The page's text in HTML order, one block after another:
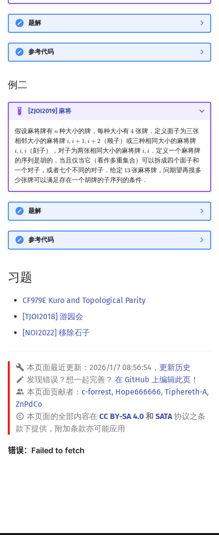
题解
参考代码
例二
[ZJOI2019] 麻将
假设麻将牌有 𝑛
n种大小的牌，每种大小有4
4 张牌．定义面子为三张
相邻大小的麻将牌 𝑖,𝑖 + 1,𝑖 + 2
i,i+ 1,i +2 （顺子）或三种相同大小的麻将牌
𝑖,𝑖,𝑖
i,i,i （刻子），对子为两张相同大小的麻将牌𝑖,𝑖
i, i ．定义一个麻将牌
的序列是胡的，当且仅当它（看作多重集合）可以拆成四个面子和
一个对子，或者七个不同的对子．给定 13
13 张麻将牌，问期望再摸多
少张牌可以满足存在一个胡牌的子序列的条件．
题解
参考代码
习题
CF979E Kuro and Topological Parity
[TJOI2018] 游园会
[NOI2022] 移除石子
本页面最近更新： 2026/1/7 08:56:54 ， 更新历史
发现错误？想一起完善？ 在 GitHub 上编辑此页！
本页面贡献者： c-forrest, Hope666666, Tiphereth-A,
ZnPdCo
本页面的全部内容在 CC BY-SA 4.0 和 SATA协议之条
款下提供，附加条款亦可能应用